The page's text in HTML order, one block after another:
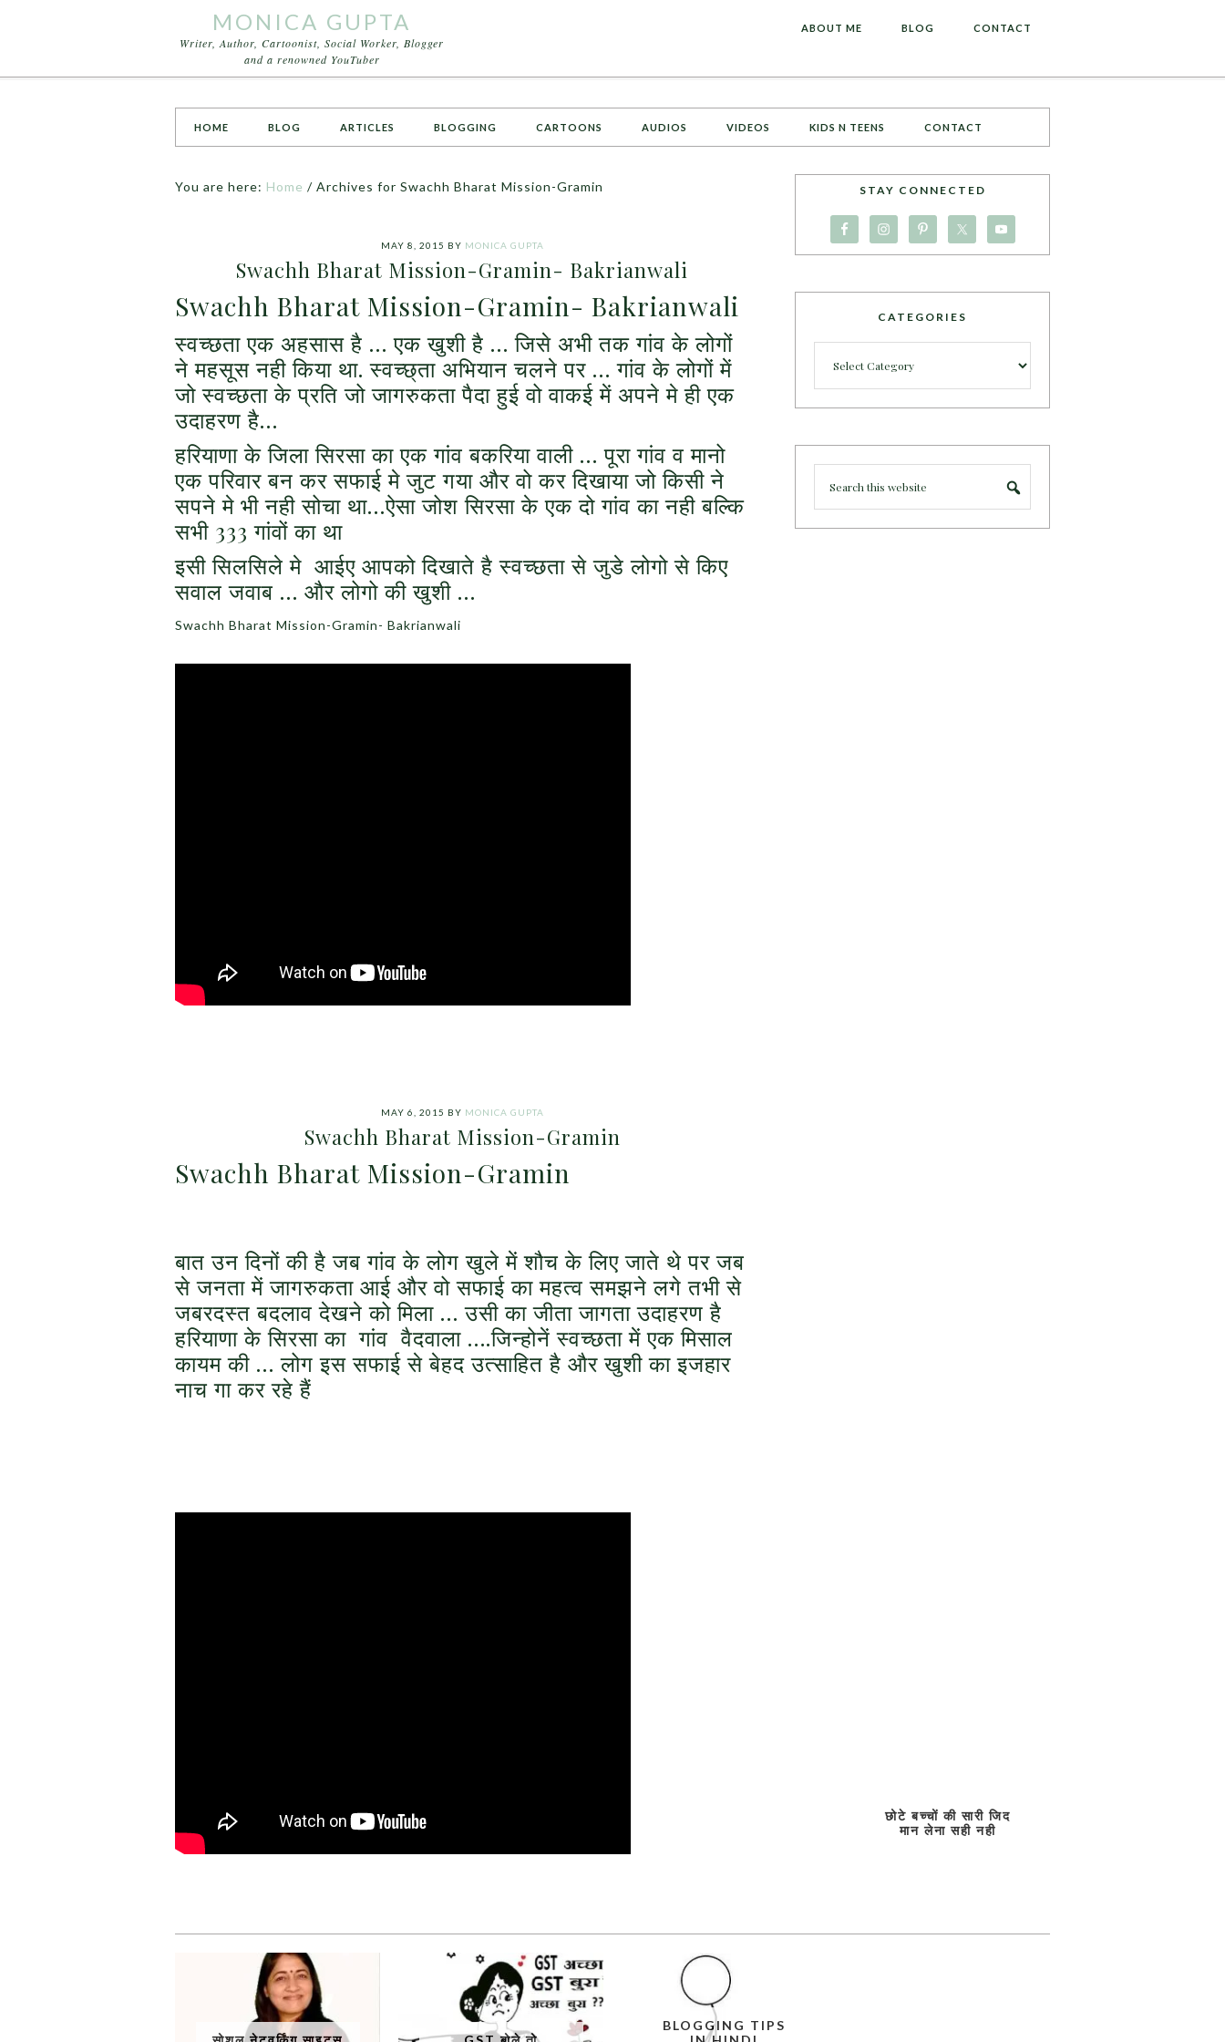
MONICA GUPTA
Writer, Author, Cartoonist, Social Worker, Blogger
and a renowned YouTuber
ABOUT ME BLOG CONTACT
HOME BLOG ARTICLES BLOGGING CARTOONS AUDIOS VIDEOS KIDS N TEENS CONTACT
You are here: Home / Archives for Swachh Bharat Mission-Gramin
MAY 8, 2015 BY MONICA GUPTA
Swachh Bharat Mission-Gramin- Bakrianwali
Swachh Bharat Mission-Gramin- Bakrianwali
स्वच्छता एक अहसास है … एक खुशी है … जिसे अभी तक गांव के लोगों
ने महसूस नही किया था. स्वच्छ्ता अभियान चलने पर … गांव के लोगों में
जो स्वच्छता के प्रति जो जागरुकता पैदा हुई वो वाकई में अपने मे ही एक
उदाहरण है…
हरियाणा के जिला सिरसा का एक गांव बकरिया वाली … पूरा गांव व मानो
एक परिवार बन कर सफाई मे जुट गया और वो कर दिखाया जो किसी ने
सपने मे भी नही सोचा था…ऐसा जोश सिरसा के एक दो गांव का नही बल्कि
सभी 333 गांवों का था
इसी सिलसिले मे आईए आपको दिखाते है स्वच्छता से जुडे लोगो से किए
सवाल जवाब … और लोगो की खुशी …
Swachh Bharat Mission-Gramin- Bakrianwali
MAY 6, 2015 BY MONICA GUPTA
Swachh Bharat Mission-Gramin
Swachh Bharat Mission-Gramin
बात उन दिनों की है जब गांव के लोग खुले में शौच के लिए जाते थे पर जब
से जनता में जागरुकता आई और वो सफाई का महत्व समझने लगे तभी से
जबरदस्त बदलाव देखने को मिला … उसी का जीता जागता उदाहरण है
हरियाणा के सिरसा का गांव वैदवाला ….जिन्होनें स्वच्छता में एक मिसाल
कायम की … लोग इस सफाई से बेहद उत्साहित है और खुशी का इजहार
नाच गा कर रहे हैं
STAY CONNECTED
CATEGORIES
छोटे बच्चों की सारी जिद
मान लेना सही नही
BLOGGING TIPS